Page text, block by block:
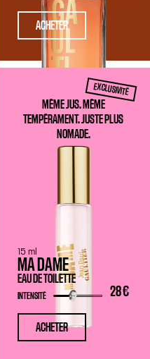
ACHETER
EXCLUSIVITÉ
MÊME JUS. MÊME
TEMPÉRAMENT. JUSTE PLUS
NOMADE.
MA DAME
EAU DE TOILETTE
28 €
INTENSITÉ
15 ml
ACHETER